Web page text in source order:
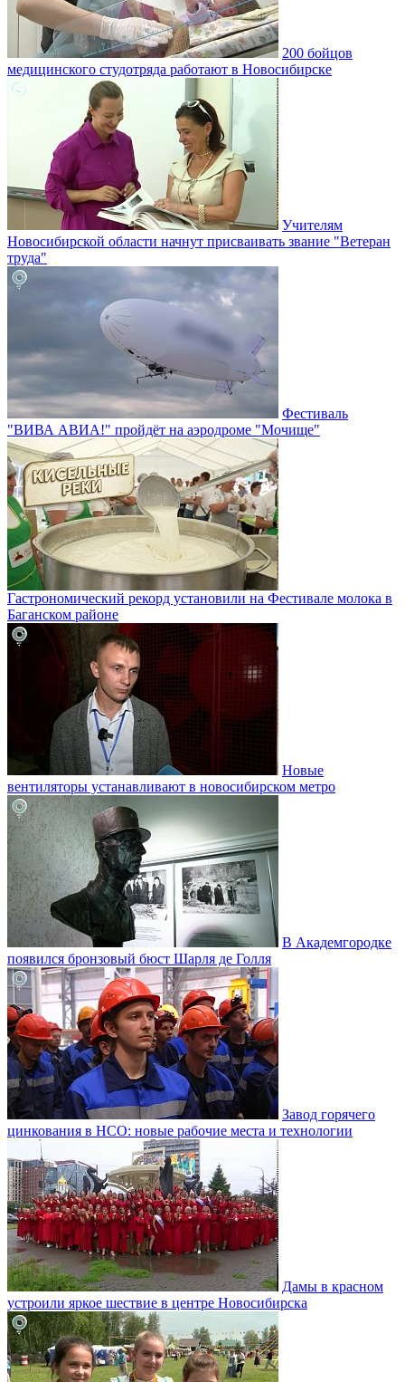
200 бойцов
медицинского студотряда работают в Новосибирске
Учителям
Новосибирской области начнут присваивать звание "Ветеран
труда"
Фестиваль
"ВИВА АВИА!" пройдёт на аэродроме "Мочище"
Гастрономический рекорд установили на Фестивале молока в
Баганском районе
Новые
вентиляторы устанавливают в новосибирском метро
В Академгородке
появился бронзовый бюст Шарля де Голля
Завод горячего
цинкования в НСО: новые рабочие места и технологии
Дамы в красном
устроили яркое шествие в центре Новосибирска